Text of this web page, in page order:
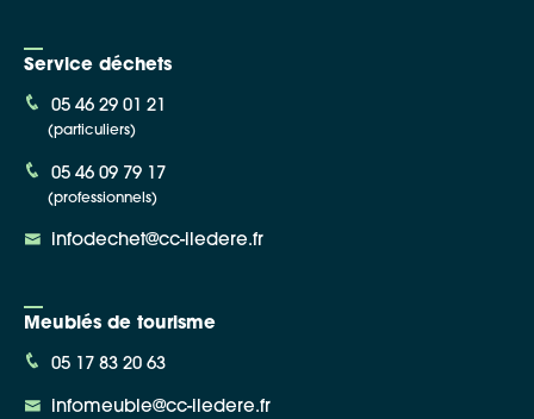
Service déchets
05 46 29 01 21
(particuliers)
05 46 09 79 17
(professionnels)
infodechet@cc-iledere.fr
Meublés de tourisme
05 17 83 20 63
infomeuble@cc-iledere.fr